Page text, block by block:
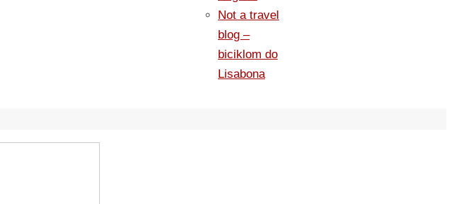
Not a travel
blog –
biciklom do
Lisabona